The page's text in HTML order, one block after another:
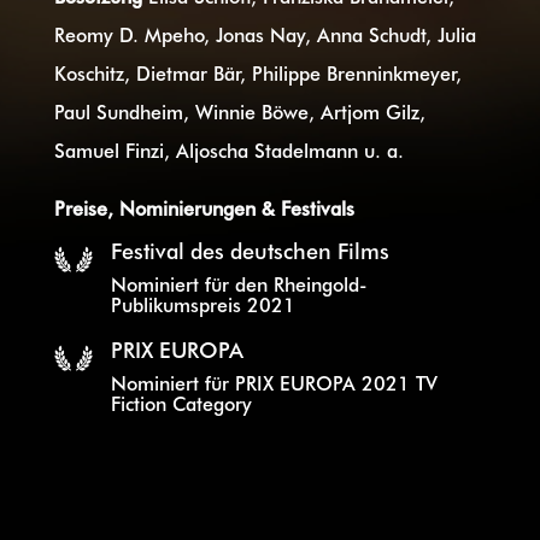
Reomy D. Mpeho, Jonas Nay, Anna Schudt, Julia
Koschitz, Dietmar Bär, Philippe Brenninkmeyer,
Paul Sundheim, Winnie Böwe, Artjom Gilz,
Samuel Finzi, Aljoscha Stadelmann u. a.
Preise, Nominierungen & Festivals
Festival des deutschen Films
Nominiert für den Rheingold-
Publikumspreis 2021
PRIX EUROPA
Nominiert für PRIX EUROPA 2021 TV
Fiction Category